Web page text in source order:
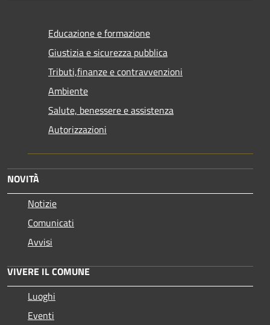
Educazione e formazione
Giustizia e sicurezza pubblica
Tributi,finanze e contravvenzioni
Ambiente
Salute, benessere e assistenza
Autorizzazioni
NOVITÀ
Notizie
Comunicati
Avvisi
VIVERE IL COMUNE
Luoghi
Eventi